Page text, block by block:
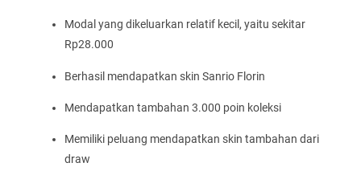
Modal yang dikeluarkan relatif kecil, yaitu sekitar
Rp28.000
Berhasil mendapatkan skin Sanrio Florin
Mendapatkan tambahan 3.000 poin koleksi
Memiliki peluang mendapatkan skin tambahan dari
draw